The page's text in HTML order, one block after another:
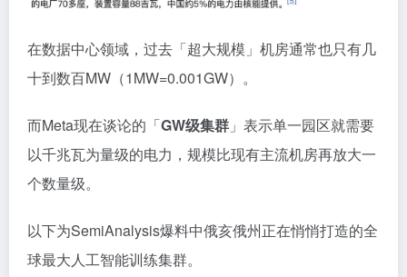
在数据中心领域，过去「超大规模」机房通常也只有几
十到数百MW（1MW=0.001GW）。
而Meta现在谈论的「GW级集群 」表示单一园区就需要
以千兆瓦为量级的电力，规模比现有主流机房再放大一
个数量级。
以下为SemiAnalysis爆料中俄亥俄州正在悄悄打造的全
球最大人工智能训练集群。